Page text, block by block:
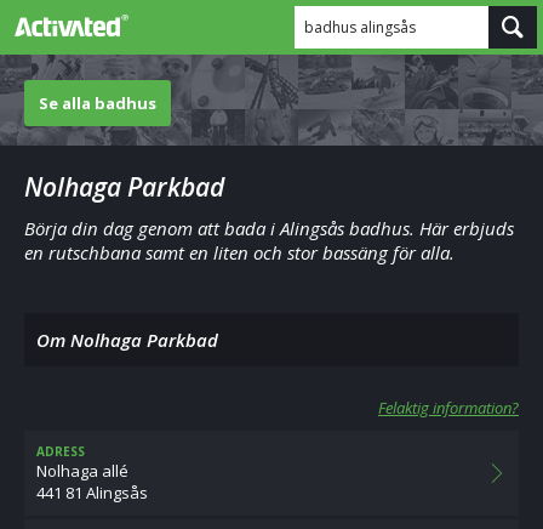
badhus alingsås
Se alla badhus
Nolhaga Parkbad
Börja din dag genom att bada i Alingsås badhus. Här erbjuds
en rutschbana samt en liten och stor bassäng för alla.
Om Nolhaga Parkbad
Felaktig information?
ADRESS
Nolhaga allé
441 81 Alingsås